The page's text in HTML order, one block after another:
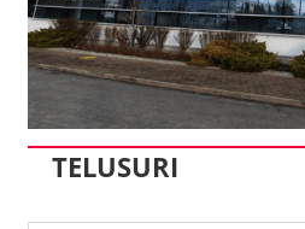
TELUSURI